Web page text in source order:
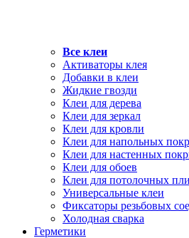
Все клеи
Активаторы клея
Добавки в клеи
Жидкие гвозди
Клеи для дерева
Клеи для зеркал
Клеи для кровли
Клеи для напольных
Клеи для настенных
Клеи для обоев
Клеи для потолочных
Универсальные клеи
Фиксаторы резьбовых
Холодная сварка
Герметики